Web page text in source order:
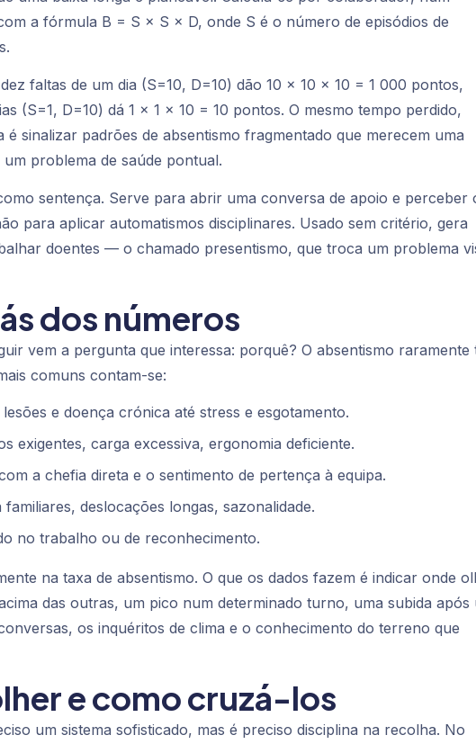
a fórmula B = S × S × D, onde S é o número de episódios de
faltas de um dia (S=10, D=10) dão 10 × 10 × 10 = 1 000 pontos,
(S=1, D=10) dá 1 × 1 × 10 = 10 pontos. O mesmo tempo perdido,
sinalizar padrões de absentismo fragmentado que merecem uma
problema de saúde pontual.
sentença. Serve para abrir uma conversa de apoio e perceber
para aplicar automatismos disciplinares. Usado sem critério, gera
doentes — o chamado presentismo, que troca um problema
dos números
vem a pergunta que interessa: porquê? O absentismo raramente
comuns contam-se:
e doença crónica até stress e esgotamento.
exigentes, carga excessiva, ergonomia deficiente.
a chefia direta e o sentimento de pertença à equipa.
deslocações longas, sazonalidade.
no trabalho ou de reconhecimento.
na taxa de absentismo. O que os dados fazem é indicar onde
das outras, um pico num determinado turno, uma subida após
os inquéritos de clima e o conhecimento do terreno que
e como cruzá-los
um sistema sofisticado, mas é preciso disciplina na recolha. No